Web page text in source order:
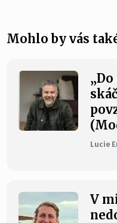
Mohlo by vás
Lucie
V